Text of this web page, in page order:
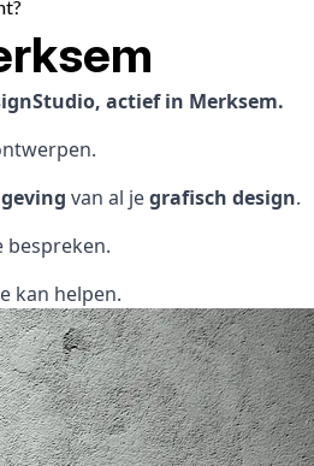
actief in Merksem.
van al jegrafisch design.
bespreken.
kan helpen.